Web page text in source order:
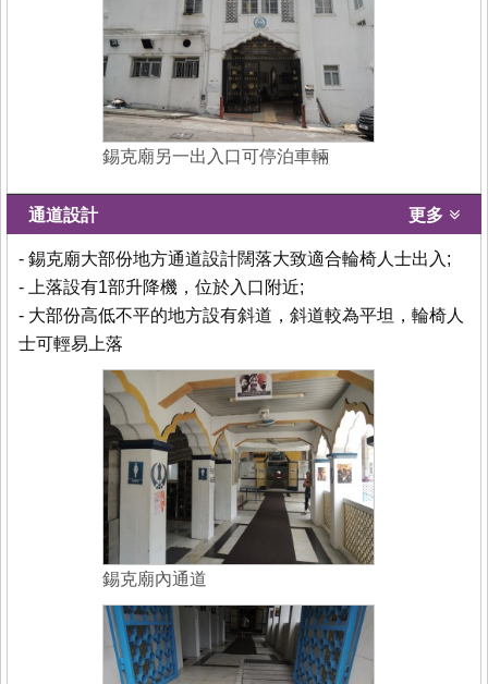
錫克廟另一出入口可停泊車輛
通道設計 更多
- 錫克廟大部份地方通道設計闊落大致適合輪椅人士出入;
- 上落設有1部升降機，位於入口附近;
- 大部份高低不平的地方設有斜道，斜道較為平坦，輪椅人
士可輕易上落
錫克廟內通道